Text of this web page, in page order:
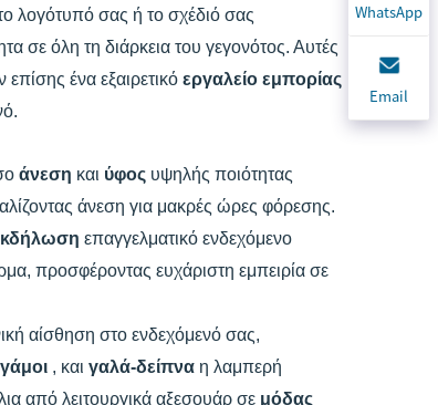
λογότυπό σας ή το σχέδιό σας
σε όλη τη διάρκεια του γεγονότος. Αυτές
ένα εξαιρετικό εργαλείο εμπορίας
άνεση και ύφος υψηλής ποιότητας
άνεση για μακρές ώρες φόρεσης.
επαγγελματικό ενδεχόμενο
προσφέροντας ευχάριστη εμπειρία σε
αίσθηση στο ενδεχόμενό σας,
γάμοι , και γαλά-δείπνα η λαμπερή
από λειτουργικά αξεσουάρ σε μόδας
WhatsApp
Email